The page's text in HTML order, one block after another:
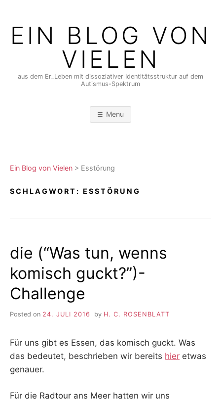
contentEIN BLOG VON
VIELEN
aus dem Er_Leben mit dissoziativer Identitätsstruktur auf dem
Autismus-Spektrum
Menu
Ein Blog von Vielen > Esstörung
SCHLAGWORT: ESSTÖRUNG
die (“Was tun, wenns
komisch guckt?”)-
Challenge
Posted on 24. JULI 2016 by H. C. ROSENBLATT
Für uns gibt es Essen, das komisch guckt. Was
das bedeutet, beschrieben wir bereits hier etwas
genauer.
Für die Radtour ans Meer hatten wir uns